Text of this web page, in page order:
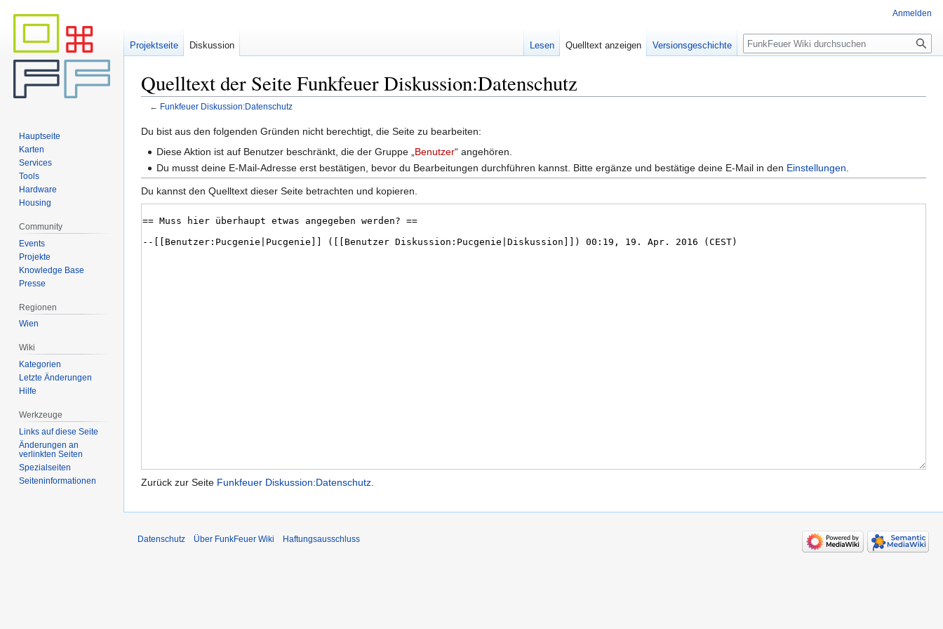
Quelltext der Seite Funkfeuer Diskussion:Datenschutz
← Funkfeuer Diskussion:Datenschutz
Zur
Navigation
Zur
Suche
Du bist aus den folgenden Gründen nicht berechtigt, die Seite zu bearbeiten:
Diese Aktion ist auf Benutzer beschränkt, die der Gruppe „ Benutzer“ angehören.
Du musst deine E-Mail-Adresse erst bestätigen, bevor du Bearbeitungen durchführen kannst. Bitte ergänze und bestätige deine E-Mail in den Einstellungen
Du kannst den Quelltext dieser Seite betrachten und kopieren.
Zurück zur Seite Funkfeuer Diskussion:Datenschutz.
Anmelden
Projektseite Diskussion Lesen Quelltext anzeigen Versionsgeschichte
Suche
Hauptseite
Karten
Services
Tools
Hardware
Housing
Community
Events
Projekte
Knowledge Base
Presse
Regionen
Wien
Wiki
Kategorien
Letzte Änderungen
Hilfe
Werkzeuge
Links auf diese Seite
Änderungen an
verlinkten Seiten
Spezialseiten
Seiten­informationen
Datenschutz Über FunkFeuer Wiki Haftungsausschluss